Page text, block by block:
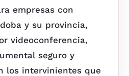
empresas con
y su provincia,
videoconferencia,
seguro y
los intervinientes que